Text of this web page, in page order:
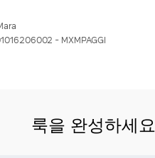
- MXMPAGGI
룩을 완성하세요